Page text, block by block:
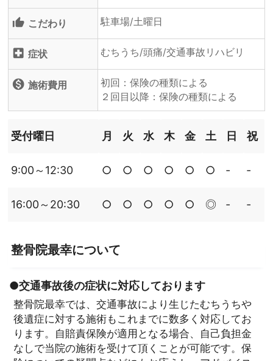
thumb_up_alt こだわり 駐車場/土曜日
local_hospital 症状 むちうち/頭痛/交通事故リハビリ
monetization_on 施術費用
初回：保険の種類による
２回目以降：保険の種類による
受付曜日 月 火 水 木 金 土 日 祝
9:00～12:30 ○ ○ ○ ○ ○ ○ ‐ ‐
16:00～20:30 ○ ○ ○ ○ ○ ◎ ‐ ‐
整骨院最幸について
●交通事故後の症状に対応しております
整骨院最幸では、交通事故により生じたむちうちや
後遺症に対する施術もこれまでに数多く対応してお
ります。自賠責保険が適用となる場合、自己負担金
なしで当院の施術を受けて頂くことが可能です。保